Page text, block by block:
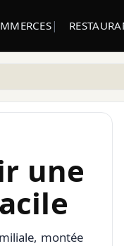
une
montée